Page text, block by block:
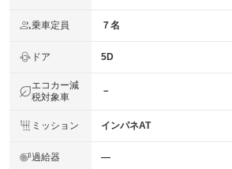
乗車定員 ７名
ドア 5D
エコカー減
税対象車
－
ミッション インパネAT
過給器 ―